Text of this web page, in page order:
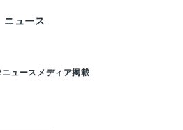
ニュース
ュース メディア掲載